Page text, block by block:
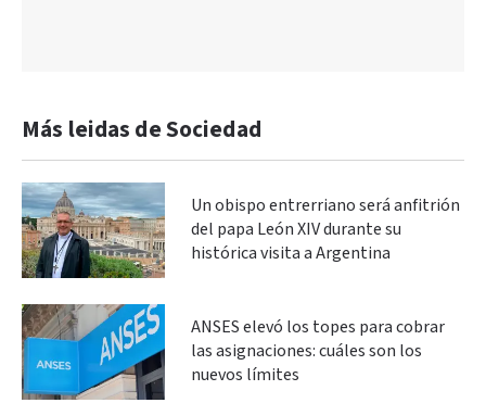
Más leidas de Sociedad
Un obispo entrerriano será anfitrión
del papa León XIV durante su
histórica visita a Argentina
ANSES elevó los topes para cobrar
las asignaciones: cuáles son los
nuevos límites